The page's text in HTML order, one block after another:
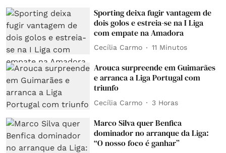
Sporting deixa fugir vantagem de
dois golos e estreia-se na I Liga
com empate na Amadora
Cecília Carmo 11 Minutos
Arouca surpreende em Guimarães
e arranca a Liga Portugal com
triunfo
Cecília Carmo 3 Horas
Marco Silva quer Benfica
dominador no arranque da Liga:
“O nosso foco é ganhar”